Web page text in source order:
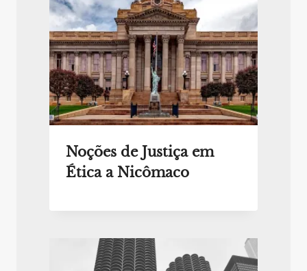
Noções de Justiça em
Ética a Nicômaco